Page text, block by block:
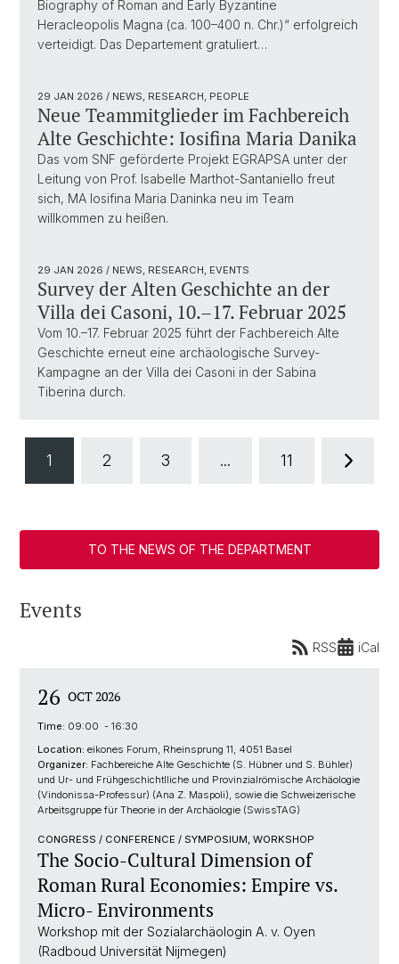
Biography of Roman and Early Byzantine
Heracleopolis Magna (ca. 100–400 n. Chr.)“ erfolgreich
verteidigt. Das Departement gratuliert…
29 JAN 2026 / NEWS, RESEARCH, PEOPLE
Neue Teammitglieder im Fachbereich
Alte Geschichte: Iosifina Maria Danika
Das vom SNF geförderte Projekt EGRAPSA unter der
Leitung von Prof. Isabelle Marthot-Santaniello freut
sich, MA Iosifina Maria Daninka neu im Team
willkommen zu heißen.
29 JAN 2026 / NEWS, RESEARCH, EVENTS
Survey der Alten Geschichte an der
Villa dei Casoni, 10.–17. Februar 2025
Vom 10.–17. Februar 2025 führt der Fachbereich Alte
Geschichte erneut eine archäologische Survey-
Kampagne an der Villa dei Casoni in der Sabina
Tiberina durch.
1 2 3 ... 11
TO THE NEWS OF THE DEPARTMENT
Events
RSS iCal
26 OCT 2026
Time: 09:00 - 16:30
Location: eikones Forum, Rheinsprung 11, 4051 Basel
Organizer: Fachbereiche Alte Geschichte (S. Hübner und S. Bühler)
und Ur- und Frühgeschichtlliche und Provinzialrömische Archäologie
(Vindonissa-Professur) (Ana Z. Maspoli), sowie die Schweizerische
Arbeitsgruppe für Theorie in der Archäologie (SwissTAG)
CONGRESS / CONFERENCE / SYMPOSIUM, WORKSHOP
The Socio-Cultural Dimension of
Roman Rural Economies: Empire vs.
Micro- Environments
Workshop mit der Sozialarchäologin A. v. Oyen
(Radboud Universität Nijmegen)